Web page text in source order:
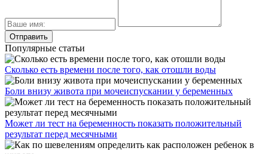
Популярные статьи
Сколько есть времени после того, как отошли воды
Боли внизу живота при мочеиспускании у беременных
Может ли тест на беременность показать положительный
результат перед месячными